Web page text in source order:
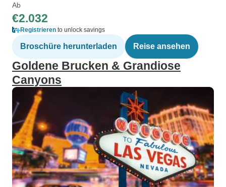
Ab
€2.032
Registrieren to unlock savings
Broschüre herunterladen Reise ansehen
Goldene Brucken & Grandiose
Canyons